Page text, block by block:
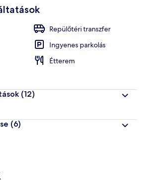
Repülőtéri transzfer
Ingyenes parkolás
Étterem
(12)
(6)